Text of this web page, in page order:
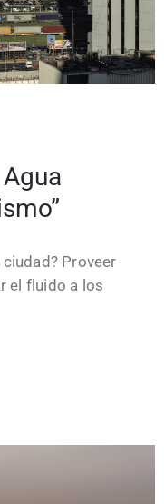
Agua
Proveer
el fluido a los